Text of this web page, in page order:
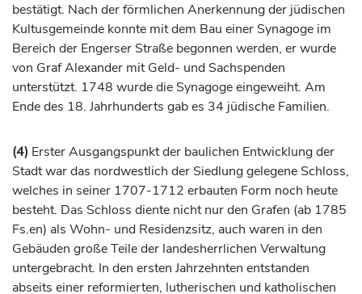
bestätigt. Nach der förmlichen Anerkennung der jüdischen
Kultusgemeinde konnte mit dem Bau einer Synagoge im
Bereich der Engerser Straße begonnen werden, er wurde
von GrafAlexander mit Geld- und Sachspenden
unterstützt. 1748 wurde die Synagoge eingeweiht. Am
Ende des 18. Jahrhunderts gab es 34 jüdische Familien.
(4) Erster Ausgangspunkt der baulichen Entwicklung der
Stadt war das nordwestlich der Siedlung gelegene Schloss,
welches in seiner 1707-1712 erbauten Form noch heute
besteht. Das Schloss diente nicht nur den Grafen (ab 1785
Fs.en) als Wohn- und Residenzsitz, auch waren in den
Gebäuden große Teile der landesherrlichen Verwaltung
untergebracht. In den ersten Jahrzehnten entstanden
abseits einer reformierten, lutherischen und katholischen